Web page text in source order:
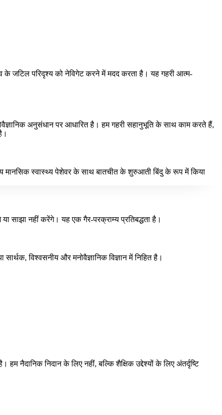
के जटिल परिदृश्य को नेविगेट करने में मदद करता है। यह गहरी आत्म-
अनुसंधान पर आधारित है। हम गहरी सहानुभूति के साथ काम करते हैं,
मानसिक स्वास्थ्य पेशेवर के साथ बातचीत के शुरुआती बिंदु के रूप में किया
नहीं करेंगे। यह एक गैर-परक्राम्य प्रतिबद्धता है।
विश्वसनीय और मनोवैज्ञानिक विज्ञान में निहित है।
नैदानिक ​​निदान के लिए नहीं, बल्कि शैक्षिक उद्देश्यों के लिए अंतर्दृष्टि